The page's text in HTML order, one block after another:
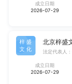
成立日期
2026-07-29
梓盛
文化
北京梓盛
法定代表人：
成立日期
2026-07-29